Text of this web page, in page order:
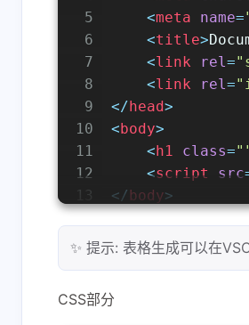
5
6
7
8
9
10
11
12
13
<meta name=
<title>
<link rel=
<link rel=
</ head>
< body>
< h1 class=
<script src
</ body>
✨ 提示: 表格生成可以在
CSS部分